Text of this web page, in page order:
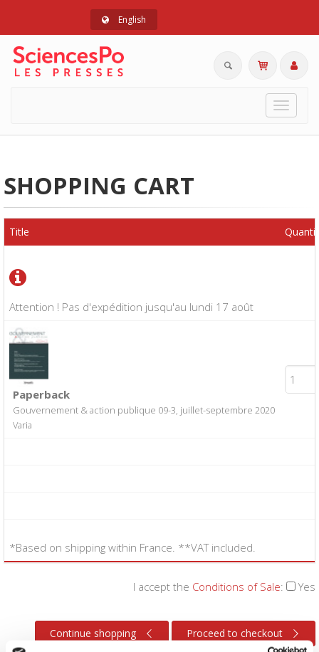
English
Toggle
SHOPPING CART
Attention ! Pas d'expédition jusqu'au lundi 17 août
Title
Paperback
Gouvernement & action publique 09-3, juillet-septembre 2020
Varia
*Based on shipping within France. **VAT included.
I accept the Conditions of Sale: Yes
Continue shopping Proceed to checkout